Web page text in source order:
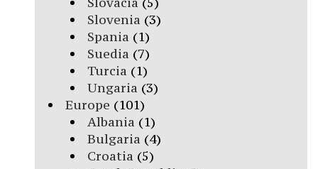
Slovenia (3)
Spania (1)
Suedia (7)
Turcia (1)
Ungaria (3)
Europe (101)
Albania (1)
Bulgaria (4)
Croatia (5)